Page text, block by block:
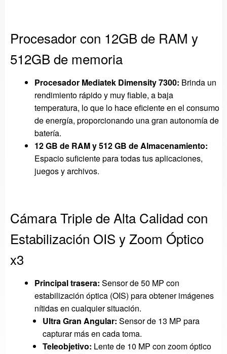
Procesador con 12GB de RAM y
512GB de memoria
Procesador Mediatek Dimensity 7300: Brinda un
rendimiento rápido y muy fiable, a baja
temperatura, lo que lo hace eficiente en el consumo
de energía, proporcionando una gran autonomía de
batería.
12 GB de RAM y 512 GB de Almacenamiento:
Espacio suficiente para todas tus aplicaciones,
juegos y archivos.
Cámara Triple de Alta Calidad con
Estabilización OIS y Zoom Óptico
x3
Principal trasera: Sensor de 50 MP con
estabilización óptica (OIS) para obtener imágenes
nítidas en cualquier situación.
Ultra Gran Angular: Sensor de 13 MP para
capturar más en cada toma.
Teleobjetivo: Lente de 10 MP con zoom óptico